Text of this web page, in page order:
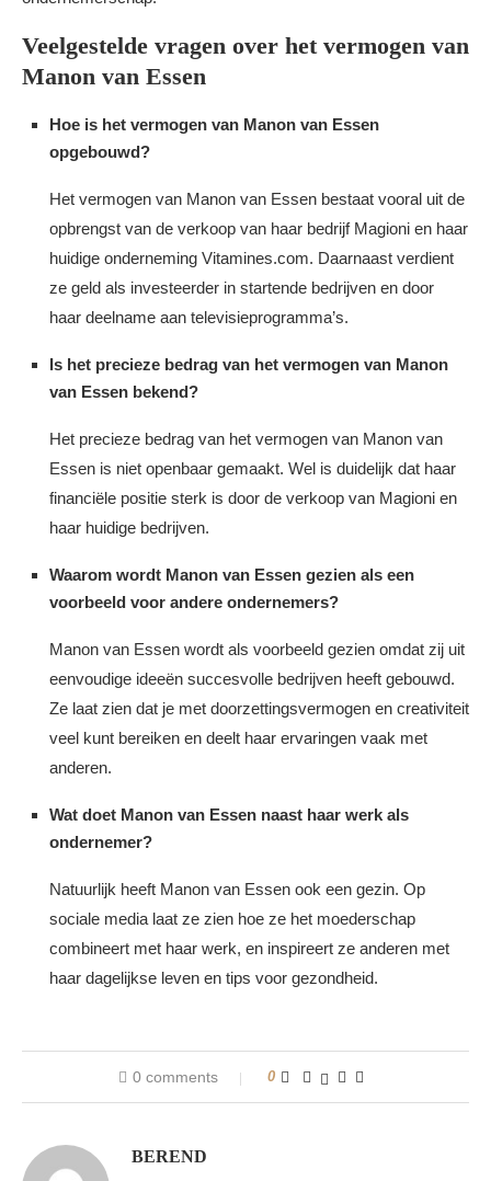
Veelgestelde vragen over het vermogen van
Manon van Essen
Hoe is het vermogen van Manon van Essen
opgebouwd?
Het vermogen van Manon van Essen bestaat vooral uit de
opbrengst van de verkoop van haar bedrijf Magioni en haar
huidige onderneming Vitamines.com. Daarnaast verdient
ze geld als investeerder in startende bedrijven en door
haar deelname aan televisieprogramma’s.
Is het precieze bedrag van het vermogen van Manon
van Essen bekend?
Het precieze bedrag van het vermogen van Manon van
Essen is niet openbaar gemaakt. Wel is duidelijk dat haar
financiële positie sterk is door de verkoop van Magioni en
haar huidige bedrijven.
Waarom wordt Manon van Essen gezien als een
voorbeeld voor andere ondernemers?
Manon van Essen wordt als voorbeeld gezien omdat zij uit
eenvoudige ideeën succesvolle bedrijven heeft gebouwd.
Ze laat zien dat je met doorzettingsvermogen en creativiteit
veel kunt bereiken en deelt haar ervaringen vaak met
anderen.
Wat doet Manon van Essen naast haar werk als
ondernemer?
Natuurlijk heeft Manon van Essen ook een gezin. Op
sociale media laat ze zien hoe ze het moederschap
combineert met haar werk, en inspireert ze anderen met
haar dagelijkse leven en tips voor gezondheid.
0 comments 0
BEREND